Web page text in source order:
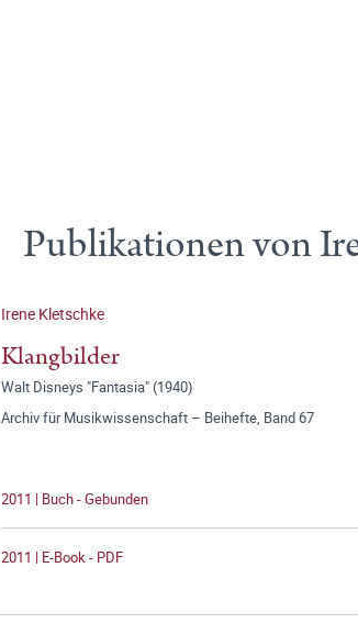
Publikationen von
Irene Kletschke
Klangbilder
Walt Disneys "Fantasia" (1940)
Archiv für Musikwissenschaft – Beihefte, Band 67
2011 | Buch - Gebunden
2011 | E-Book - PDF